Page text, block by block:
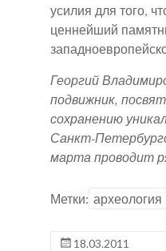
усилия для того,
ценнейший
Георгий
подвижник,
сохранению
Санкт-
марта проводит
Метки: археология
18.03.2011